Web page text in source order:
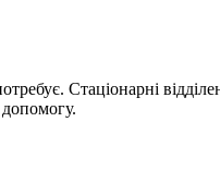
Стаціонарні